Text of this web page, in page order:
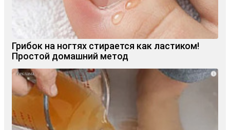
Грибок на ногтях стирается как ластиком!
Простой домашний метод
i